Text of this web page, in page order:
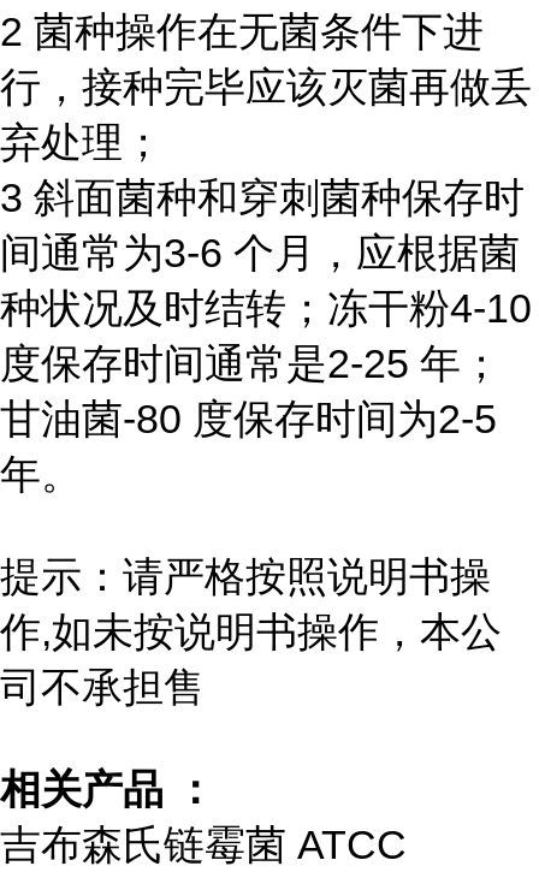
2 菌种操作在无菌条件下进
行，接种完毕应该灭菌再做丢
弃处理；
3 斜面菌种和穿刺菌种保存时
间通常为3-6 个月，应根据菌
种状况及时结转；冻干粉4-10
度保存时间通常是2-25 年；
甘油菌-80 度保存时间为2-5
年。
提示：请严格按照说明书操
作,如未按说明书操作，本公
司不承担售
相关产品 ：
吉布森氏链霉菌 ATCC